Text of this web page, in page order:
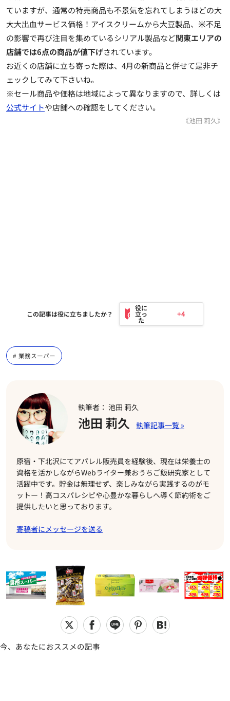
ていますが、通常の特売商品も不景気を忘れてしまうほどの大
大大出血サービス価格！アイスクリームから大豆製品、米不足
の影響で再び注目を集めているシリアル製品など関東エリアの
店舗では6点の商品が値下げされています。
お近くの店舗に立ち寄った際は、4月の新商品と併せて是非チ
ェックしてみて下さいね。
※セール商品や価格は地域によって異なりますので、詳しくは
公式サイトや店舗への確認をしてください。
《池田 莉久》
この記事は役に立ちましたか？ +4
業務スーパー
執筆者： 池田 莉久
池田 莉久
原宿・下北沢にてアパレル販売員を経験後、現在は栄養士の
資格を活かしながらWebライター兼おうちご飯研究家として
活躍中です。貯金は無理せず、楽しみながら実践するのがモ
ットー！高コスパレシピや心豊かな暮らしへ導く節約術をご
提供したいと思っております。
寄稿者にメッセージを送る
今、あなたにおススメの記事